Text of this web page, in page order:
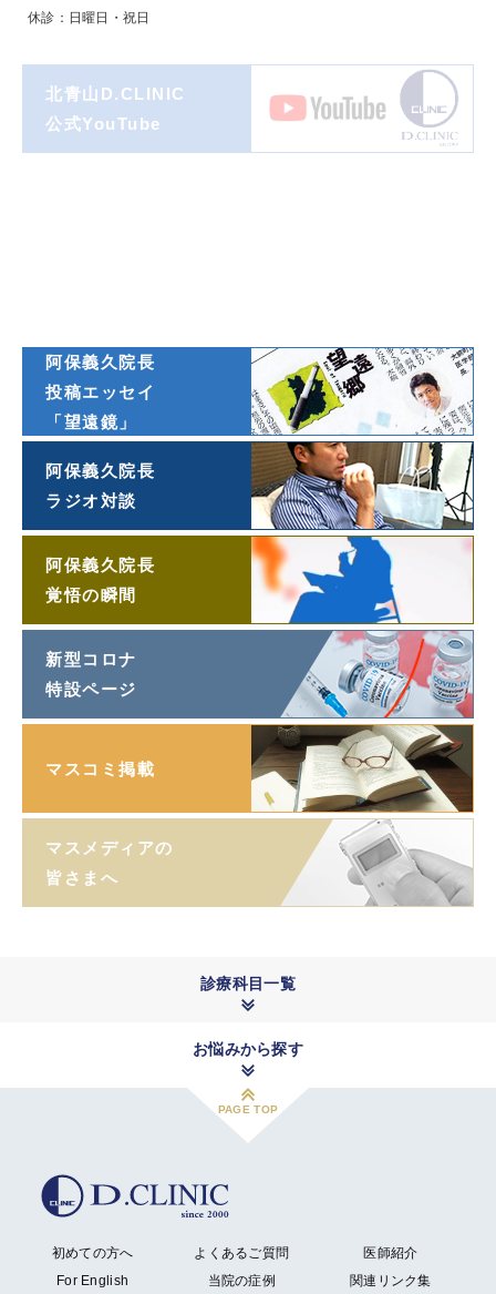
休診：日曜日・祝日
北青山D.CLINIC
公式YouTube
阿保義久院長
投稿エッセイ
「望遠鏡」
阿保義久院長
ラジオ対談
阿保義久院長
覚悟の瞬間
新型コロナ
特設ページ
マスコミ掲載
マスメディアの
皆さまへ
診療科目一覧
お悩みから探す
PAGE TOP
初めての方へ よくあるご質問
医師紹介
For English
当院の症例 関連リンク集